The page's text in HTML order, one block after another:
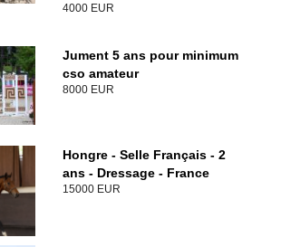
4000 EUR
Jument 5 ans pour minimum
cso amateur
8000 EUR
Hongre - Selle Français - 2
ans - Dressage - France
15000 EUR